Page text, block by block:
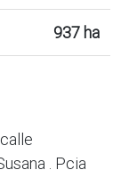
937 ha
. Pcia